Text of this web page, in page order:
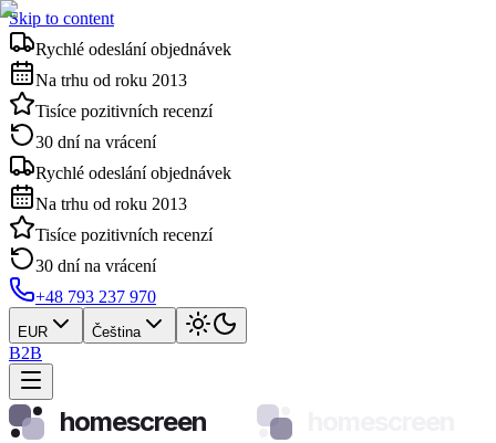
Skip to content
Rychlé odeslání objednávek
Na trhu od roku 2013
Tisíce pozitivních recenzí
30 dní na vrácení
Rychlé odeslání objednávek
Na trhu od roku 2013
Tisíce pozitivních recenzí
30 dní na vrácení
+48 793 237 970
EUR Čeština
B2B
homescreen